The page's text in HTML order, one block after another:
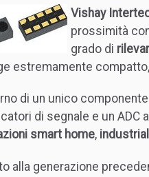
Vishay
prossimità
grado di
estremamente
di un unico
di segnale e un ADC
smart home,
alla generazione